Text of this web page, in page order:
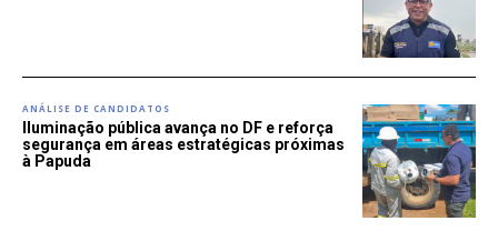
ANÁLISE DE CANDIDATOS
Iluminação pública avança no DF e reforça
segurança em áreas estratégicas próximas
à Papuda